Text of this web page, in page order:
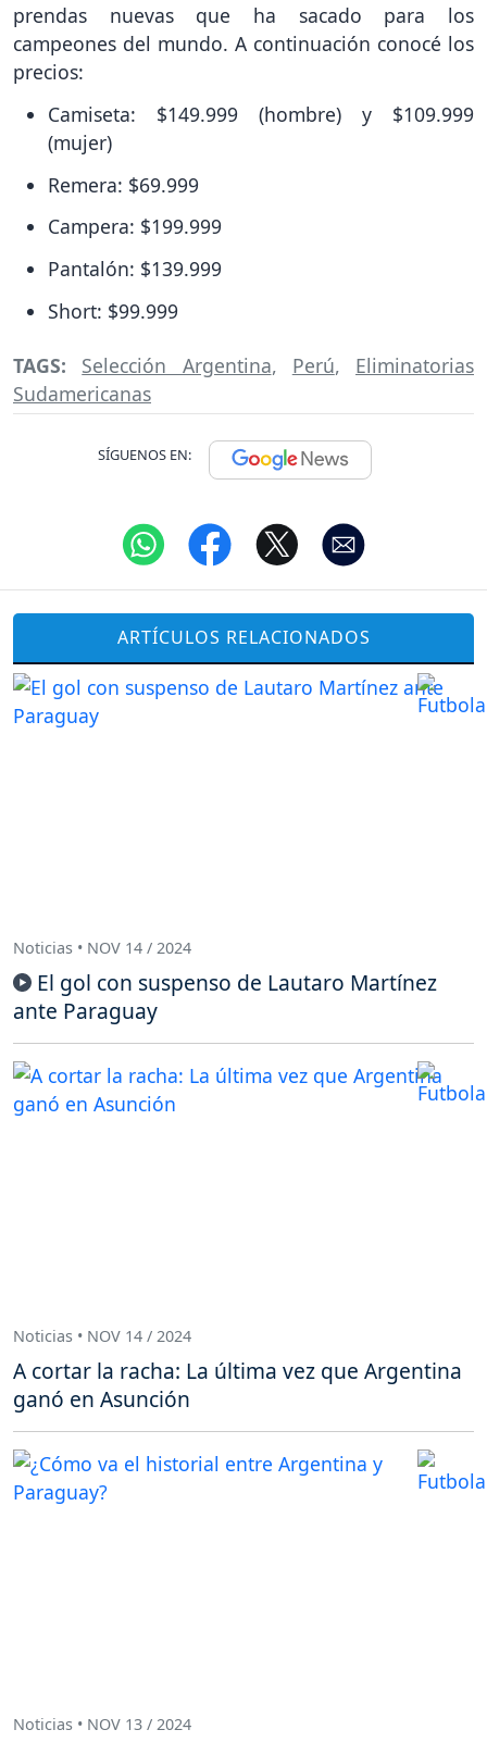
prendas nuevas que ha sacado para los
campeones del mundo. A continuación conocé los
precios:
Camiseta: $149.999 (hombre) y $109.999
(mujer)
Remera: $69.999
Campera: $199.999
Pantalón: $139.999
Short: $99.999
TAGS: Selección Argentina, Perú, Eliminatorias
Sudamericanas
SÍGUENOS EN:
ARTÍCULOS RELACIONADOS
Noticias • NOV 14 / 2024
El gol con suspenso de Lautaro Martínez
ante Paraguay
Noticias • NOV 14 / 2024
A cortar la racha: La última vez que Argentina
ganó en Asunción
Noticias • NOV 13 / 2024